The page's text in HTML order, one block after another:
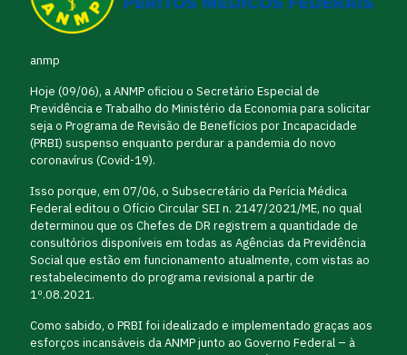
anmp
Hoje (09/06), a ANMP oficiou o Secretário Especial de
Previdência e Trabalho do Ministério da Economia para solicitar
seja o Programa de Revisão de Benefícios por Incapacidade
(PRBI) suspenso enquanto perdurar a pandemia do novo
coronavírus (Covid-19).
Isso porque, em 07/06, o Subsecretário da Perícia Médica
Federal editou o Ofício Circular SEI n. 2147/2021/ME, no qual
determinou que os Chefes de DR registrem a quantidade de
consultórios disponíveis em todas as Agências da Previdência
Social que estão em funcionamento atualmente, com vistas ao
restabelecimento do programa revisional a partir de
1º.08.2021.
Como sabido, o PRBI foi idealizado e implementado graças aos
esforços incansáveis da ANMP junto ao Governo Federal – à